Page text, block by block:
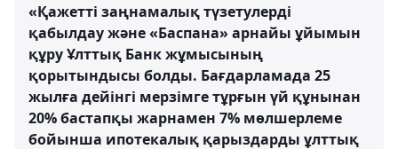
«Қажетті заңнамалық түзетулерді
қабылдау және «Баспана» арнайы ұйымын
құру Ұлттық Банк жұмысының
қорытындысы болды. Бағдарламада 25
жылға дейінгі мерзімге тұрғын үй құнынан
20% бастапқы жарнамен 7% мөлшерлеме
бойынша ипотекалық қарыздарды ұлттық